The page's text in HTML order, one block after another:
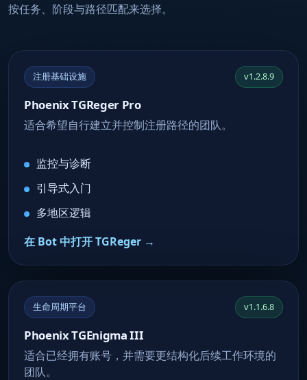
按任务、阶段与路径匹配来选择。
注册基础设施 v1.2.8.9
Phoenix TGReger Pro
适合希望自行建立并控制注册路径的团队。
监控与诊断
引导式入门
多地区逻辑
在 Bot 中打开 TGReger →
生命周期平台 v1.1.6.8
Phoenix TGEnigma III
适合已经拥有账号，并需要更结构化后续工作环境的
团队。